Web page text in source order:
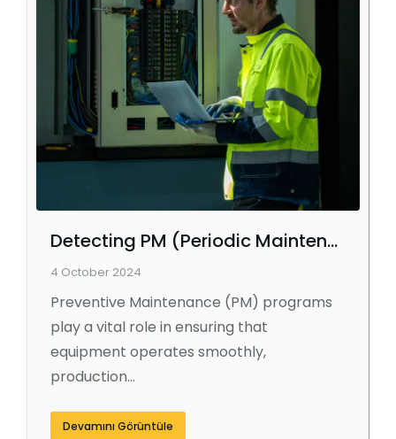
Detecting PM (Periodic Maintenance) Needs of Equipment
4 October 2024
Preventive Maintenance (PM) programs
play a vital role in ensuring that
equipment operates smoothly,
production…
Devamını Görüntüle